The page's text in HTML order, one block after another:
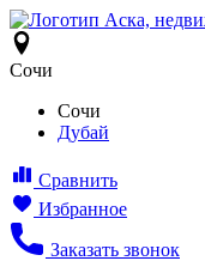
Сочи
Сочи
Дубай
Сравнить
Избранное
Заказать звонок